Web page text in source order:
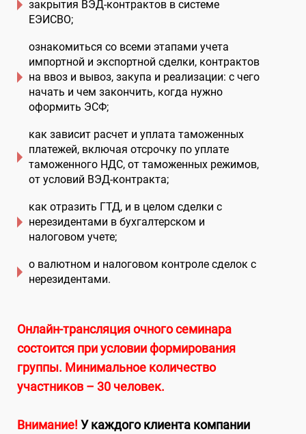
закрытия ВЭД-контрактов в системе
ЕЭИСВО;
ознакомиться со всеми этапами учета
импортной и экспортной сделки, контрактов
на ввоз и вывоз, закупа и реализации: с чего
начать и чем закончить, когда нужно
оформить ЭСФ;
как зависит расчет и уплата таможенных
платежей, включая отсрочку по уплате
таможенного НДС, от таможенных режимов,
от условий ВЭД-контракта;
как отразить ГТД, и в целом сделки с
нерезидентами в бухгалтерском и
налоговом учете;
о валютном и налоговом контроле сделок с
нерезидентами.
Онлайн-трансляция очного семинара
состоится при условии формирования
группы. Минимальное количество
участников – 30 человек.
Внимание! У каждого клиента компании